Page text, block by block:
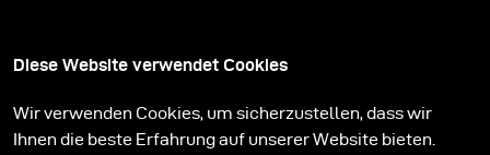
Diese Website verwendet Cookies
Wir verwenden Cookies, um sicherzustellen, dass wir
Ihnen die beste Erfahrung auf unserer Website bieten.